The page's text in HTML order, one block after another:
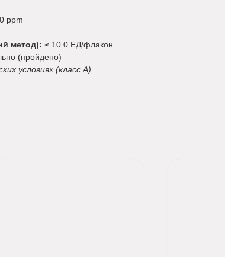
ppm
метод): ≤ 10.0 ЕД/флакон
(пройдено)
условиях (класс A).